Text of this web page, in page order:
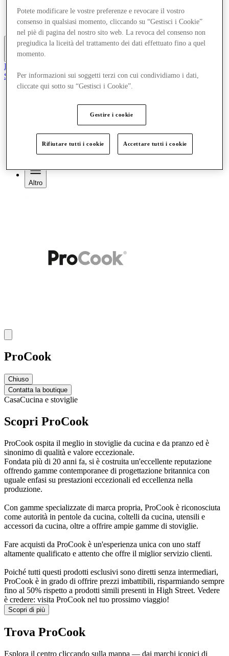
Gift Card
Servizi
Altro
Il Club
Salvata
it
Gift Card
Servizi
Altro
ProCook
Chiuso
Contatta la boutique
CasaCucina e stoviglie
Scopri ProCook
ProCook ospita il meglio in stoviglie da cucina e da pranzo ed è
sinonimo di qualità e valore eccezionale.
Fondata più di 20 anni fa, si è costruita un'eccellente reputazione
offrendo gamme contemporanee di progettazione britannica con
uguale enfasi su prestazioni eccezionali ed eccellenza nella
produzione.
Con gamme specializzate di marca propria, ProCook è riconosciuta
come autorità in pentole da cucina, coltelli da cucina, utensili e
accessori da cucina, oltre a offrire ampie gamme di stoviglie.
Fare acquisti da ProCook è un'esperienza unica con uno staff
altamente qualificato e attento che offre il miglior servizio clienti.
Poiché tutti questi prodotti esclusivi sono diretti senza intermediari,
ProCook è in grado di offrire prezzi imbattibili, risparmiando sempre
fino al 50% rispetto a prodotti simili presenti in High Street. Vedere
è credere: visita ProCook nel tuo prossimo viaggio!
Scopri di più
Trova ProCook
Esplora il centro cliccando sulla mappa — dai marchi iconici di
Potete modificare le vostre preferenze e revocare il vostro
consenso in qualsiasi momento, cliccando su “Gestisci i Cookie”
nel piè di pagina del nostro sito web. La revoca del consenso non
pregiudica la liceità del trattamento dei dati effettuato fino a quel
momento.
Per informazioni sui soggetti terzi con cui condividiamo i dati,
cliccate qui sotto su “Gestisci i Cookie”.
Gestire i cookie
Rifiutare tutti i cookie Accettare tutti i cookie